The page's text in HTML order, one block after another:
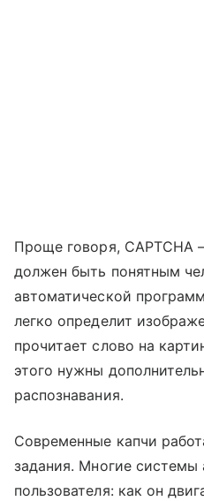
Проще говоря, CAPTCHA
должен быть понятным
автоматической
легко определит
прочитает слово на
этого нужны
распознавания.
Современные капчи
задания. Многие системы
пользователя: как он